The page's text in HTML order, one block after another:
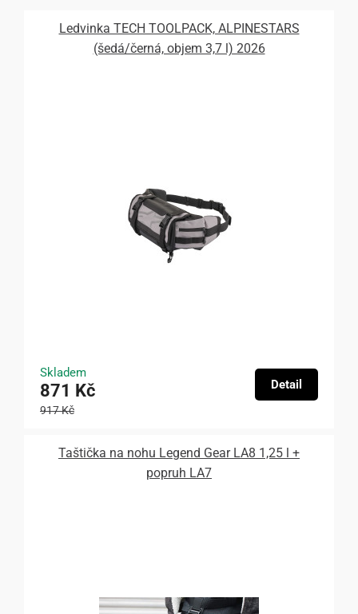
Ledvinka TECH TOOLPACK, ALPINESTARS
(šedá/černá, objem 3,7 l) 2026
Skladem
871 Kč
917 Kč
Detail
Taštička na nohu Legend Gear LA8 1,25 l +
popruh LA7